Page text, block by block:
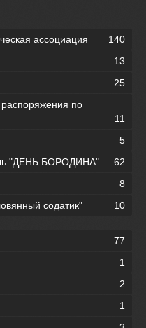
ассоциация
140
13
25
по
11
5
"ДЕНЬ БОРОДИНА"
62
8
содатик"
10
77
1
2
1